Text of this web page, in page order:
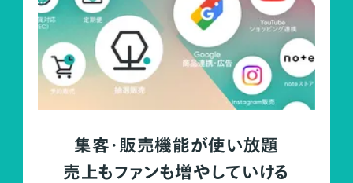
集客・販売機能が使い放題
売上もファンも増やしていける